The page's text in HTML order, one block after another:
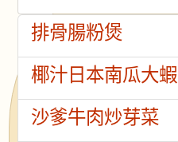
排骨腸粉煲
椰汁日本南瓜大蝦
沙爹牛肉炒芽菜